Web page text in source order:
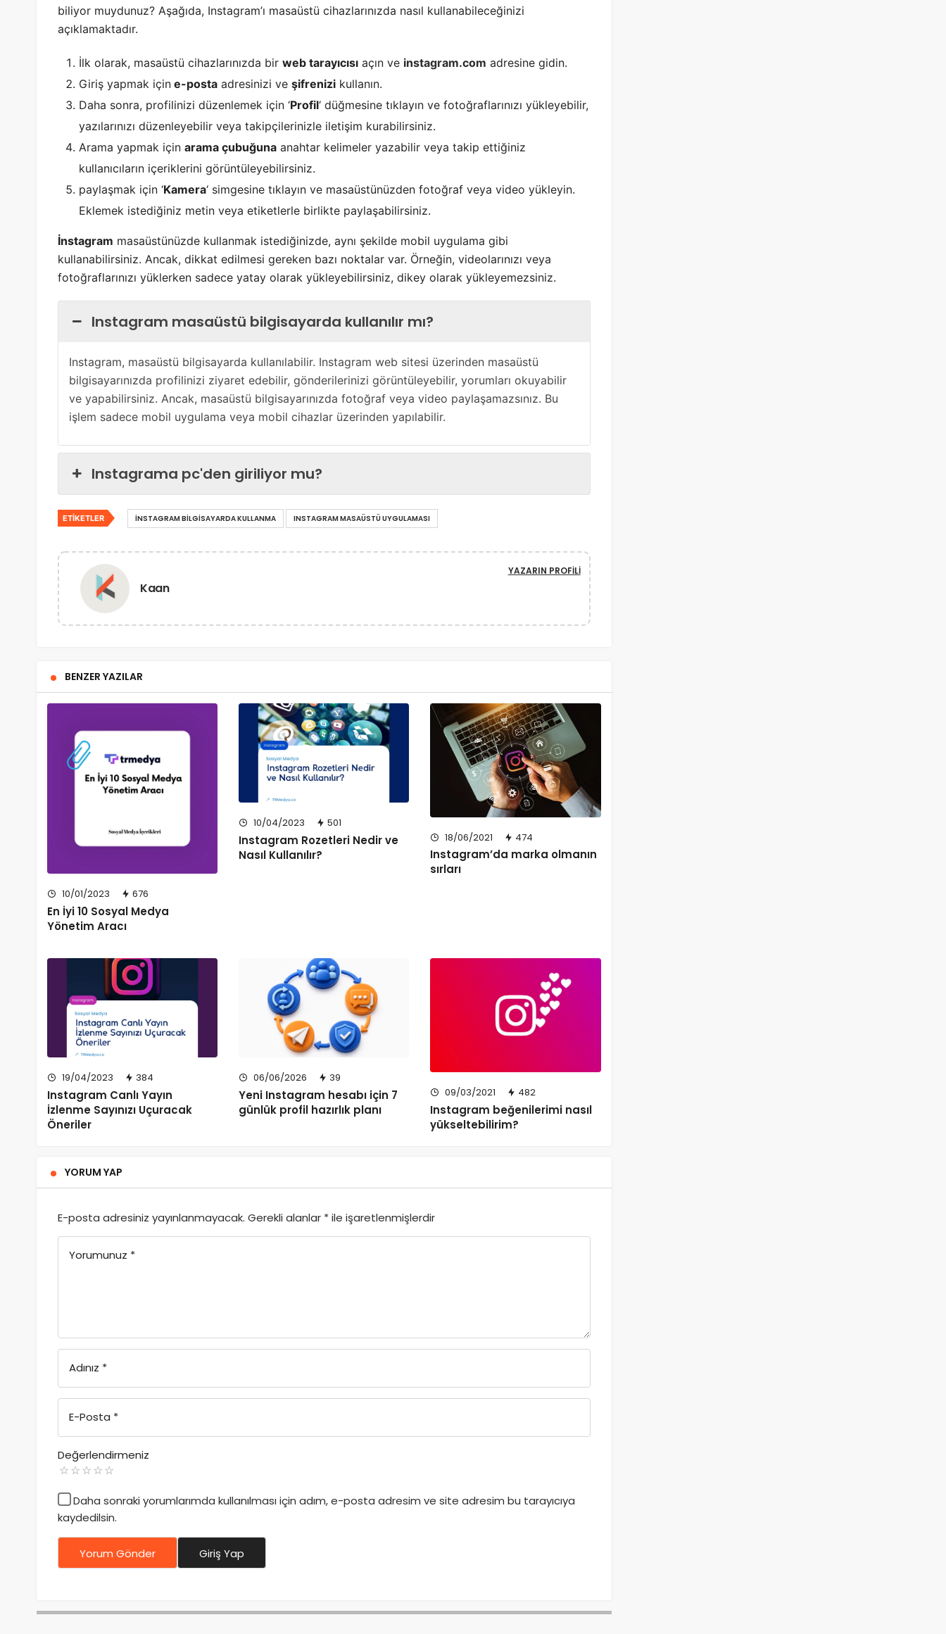
biliyor muydunuz? Aşağıda, Instagram’ı masaüstü cihazlarınızda nasıl kullanabileceğinizi
açıklamaktadır.
İlk olarak, masaüstü cihazlarınızda bir web tarayıcısı açın ve instagram.com adresine gidin.
Giriş yapmak için e-posta adresinizi ve şifrenizi kullanın.
Daha sonra, profilinizi düzenlemek için ‘Profil‘ düğmesine tıklayın ve fotoğraflarınızı yükleyebilir,
yazılarınızı düzenleyebilir veya takipçilerinizle iletişim kurabilirsiniz.
Arama yapmak için arama çubuğuna anahtar kelimeler yazabilir veya takip ettiğiniz
kullanıcıların içeriklerini görüntüleyebilirsiniz.
paylaşmak için ‘Kamera‘ simgesine tıklayın ve masaüstünüzden fotoğraf veya video yükleyin.
Eklemek istediğiniz metin veya etiketlerle birlikte paylaşabilirsiniz.
İnstagram masaüstünüzde kullanmak istediğinizde, aynı şekilde mobil uygulama gibi
kullanabilirsiniz. Ancak, dikkat edilmesi gereken bazı noktalar var. Örneğin, videolarınızı veya
fotoğraflarınızı yüklerken sadece yatay olarak yükleyebilirsiniz, dikey olarak yükleyemezsiniz.
Instagram masaüstü bilgisayarda kullanılır mı?
Instagram, masaüstü bilgisayarda kullanılabilir. Instagram web sitesi üzerinden masaüstü
bilgisayarınızda profilinizi ziyaret edebilir, gönderilerinizi görüntüleyebilir, yorumları okuyabilir
ve yapabilirsiniz. Ancak, masaüstü bilgisayarınızda fotoğraf veya video paylaşamazsınız. Bu
işlem sadece mobil uygulama veya mobil cihazlar üzerinden yapılabilir.
Instagrama pc'den giriliyor mu?
ETIKETLER INSTAGRAM BILGISAYARDA KULLANMA INSTAGRAM MASAÜSTÜ UYGULAMASI
Kaan
YAZARIN PROFILI
BENZER YAZILAR
10/01/2023 676
En İyi 10 Sosyal Medya
Yönetim Aracı
10/04/2023 501
Instagram Rozetleri Nedir ve
Nasıl Kullanılır?
18/06/2021 474
Instagram’da marka olmanın
sırları
19/04/2023 384
Instagram Canlı Yayın
İzlenme Sayınızı Uçuracak
Öneriler
06/06/2026 39
Yeni Instagram hesabı için 7
günlük profil hazırlık planı
09/03/2021 482
Instagram beğenilerimi nasıl
yükseltebilirim?
YORUM YAP
E-posta adresiniz yayınlanmayacak. Gerekli alanlar *ile işaretlenmişlerdir
Yorumunuz *
Adınız *
E-Posta *
Değerlendirmeniz
Daha sonraki yorumlarımda kullanılması için adım, e-posta adresim ve site adresim bu tarayıcıya
kaydedilsin.
Yorum Gönder Giriş Yap